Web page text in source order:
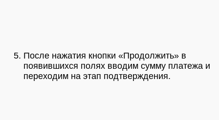
После нажатия кнопки «Продолжить» в
появившихся полях вводим сумму платежа и
переходим на этап подтверждения.